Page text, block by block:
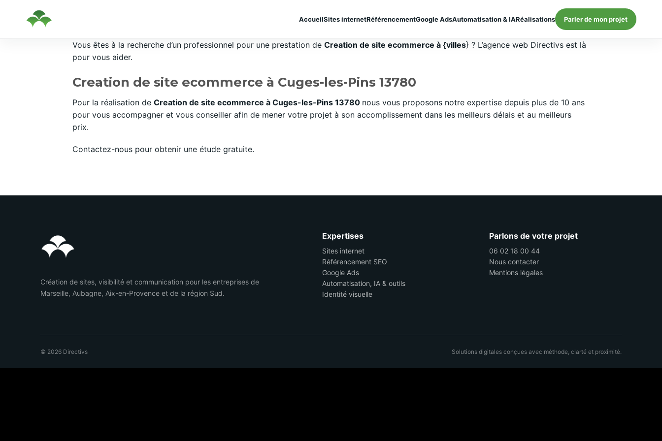
AccueilSites internetRéférencementGoogle AdsAutomatisation & IARéalisations Parler de mon projet
Vous êtes à la recherche d’un professionnel pour une prestation de Creation de site ecommerce à {villes} ? L’agence web Directivs est là
pour vous aider.
Creation de site ecommerce à Cuges-les-Pins 13780
Pour la réalisation de Creation de site ecommerce à Cuges-les-Pins 13780 nous vous proposons notre expertise depuis plus de 10 ans
pour vous accompagner et vous conseiller afin de mener votre projet à son accomplissement dans les meilleurs délais et au meilleurs
prix.
Contactez-nous pour obtenir une étude gratuite.
Création de sites, visibilité et communication pour les entreprises de
Marseille, Aubagne, Aix-en-Provence et de la région Sud.
Expertises
Sites internet
Référencement SEO
Google Ads
Automatisation, IA & outils
Identité visuelle
Parlons de votre projet
06 02 18 00 44
Nous contacter
Mentions légales
© 2026 Directivs Solutions digitales conçues avec méthode, clarté et proximité.